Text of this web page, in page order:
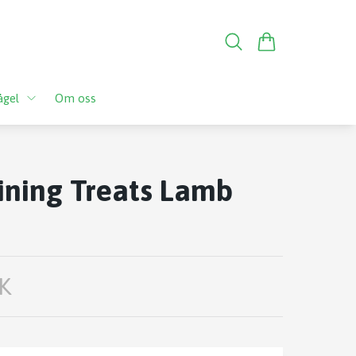
Om oss
Treats Lamb